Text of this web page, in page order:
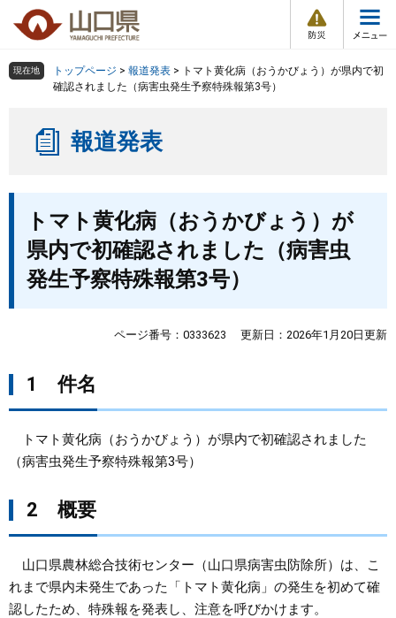
の
ー
情
報
メ
ュ
組織で探す
くらし・環境
健康・福祉
教育・文化・スポーツ
しごと・産業・観光
まちづくり
検索の仕方 組織で探す
現在地 トップページ > 報道発表 > トマト黄化病（おうかびょう）が県内で初
確認されました（病害虫発生予察特殊報第3号）
報道発表
トマト黄化病（おうかびょう）が
県内で初確認されました（病害虫
発生予察特殊報第3号）
ページ番号：0333623 更新日：2026年1月20日更新
1 件名
トマト黄化病（おうかびょう）が県内で初確認されました
（病害虫発生予察特殊報第3号）
2 概要
山口県農林総合技術センター（山口県病害虫防除所）は、こ
れまで県内未発生であった「トマト黄化病」の発生を初めて確
認したため、特殊報を発表し、注意を呼びかけます。